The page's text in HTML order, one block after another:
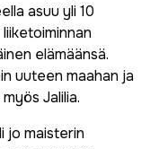
asuu yli 10
elämäänsä.
uuteen maahan ja
Jalilia.
jo maisterin